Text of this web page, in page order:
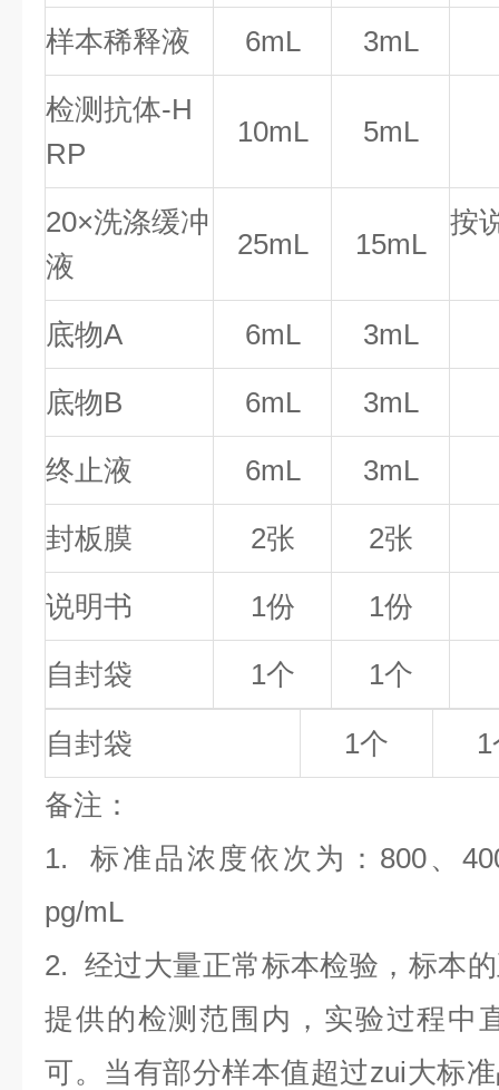
样本稀释液 6mL 3mL
检测抗体-H
RP
10mL 5mL
20×洗涤缓冲
液
25mL 15mL
按
底物A 6mL 3mL
底物B 6mL 3mL
终止液 6mL 3mL
封板膜 2张 2张
说明书 1份 1份
自封袋 1个 1个
自封袋 1个
备注 ：
1. 标准品浓度依次为：800、
pg/mL
2. 经过大量正常标本检验，标本
提供的检测范围内，实验过程中
可。当有部分样本值超过zui大标